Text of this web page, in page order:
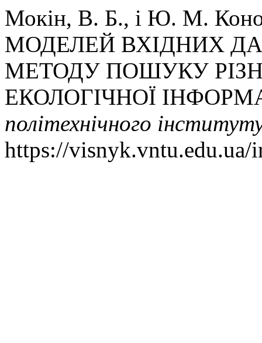
Мокін, В. Б., і Ю. М.
МОДЕЛЕЙ ВХІДНИХ
МЕТОДУ ПОШУКУ
ЕКОЛОГІЧНОЇ
політехнічного
https://